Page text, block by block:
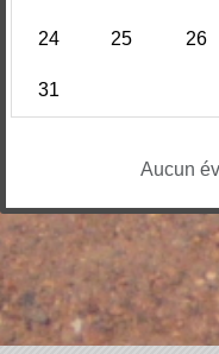
24 25 26
31
Aucun